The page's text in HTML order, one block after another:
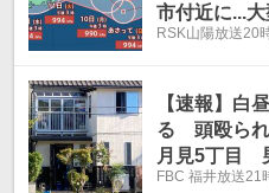
市付近に...
か...お盆へ
7日午後4時5
RSK山陽放送20
【速報】白
る 頭殴ら
月見5丁目
70センチ台
FBC 福井放送21